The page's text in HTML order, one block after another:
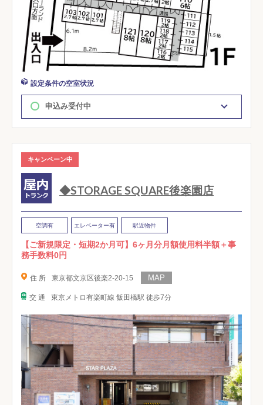
設定条件の空室状況
申込み受付中
キャンペーン中
◆STORAGE SQUARE後楽園店
空調有 エレベーター有 駅近物件
【ご新規限定・短期2か月可】6ヶ月分月額使用料半額＋事
務手数料0円
住 所 東京都文京区後楽2-20-15
交 通 東京メトロ有楽町線 飯田橋駅 徒歩7分